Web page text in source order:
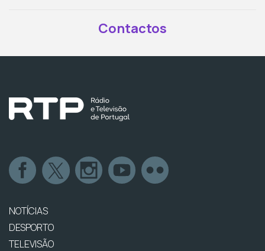
Contactos
NOTÍCIAS
DESPORTO
TELEVISÃO